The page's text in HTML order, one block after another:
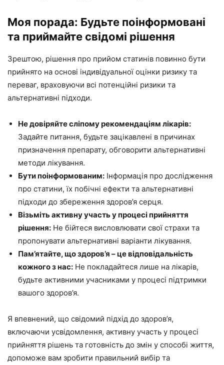
Моя порада: Будьте поінформовані
та приймайте свідомі рішення
Зрештою, рішення про прийом статинів повинно бути
прийнято на основі індивідуальної оцінки ризику та
переваг, враховуючи всі потенційні ризики та
альтернативні підходи.
Не довіряйте сліпому рекомендаціям лікарів:
Задайте питання, будьте зацікавлені в причинах
призначення препарату, обговорити альтернативні
методи лікування.
Бути поінформованим: Інформація про дослідження
про статини, їх побічні ефекти та альтернативні
підходи до збереження здоров’я серця.
Візьміть активну участь у процесі прийняття
рішення: Не бійтеся висловлювати свої страхи та
пропонувати альтернативні варіанти лікування.
Пам’ятайте, що здоров’я – це відповідальність
кожного з нас: Не покладайтеся лише на лікарів,
будьте активними учасниками у процесі підтримки
вашого здоров’я.
Я впевнений, що свідомий підхід до здоров’я,
включаючи усвідомлення, активну участь у процесі
прийняття рішень та готовність до змін у способі життя,
допоможе вам зробити правильний вибір та